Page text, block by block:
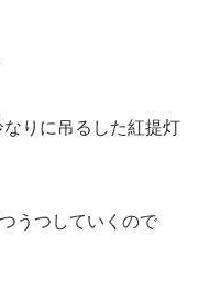
りに吊るした紅提灯
うつしていくので